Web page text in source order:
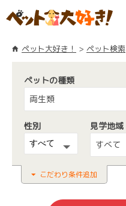
ペット大好き！ ペット検索
ペットの種類
両生類
性別
見学地域
すべて
こだわり条件追加